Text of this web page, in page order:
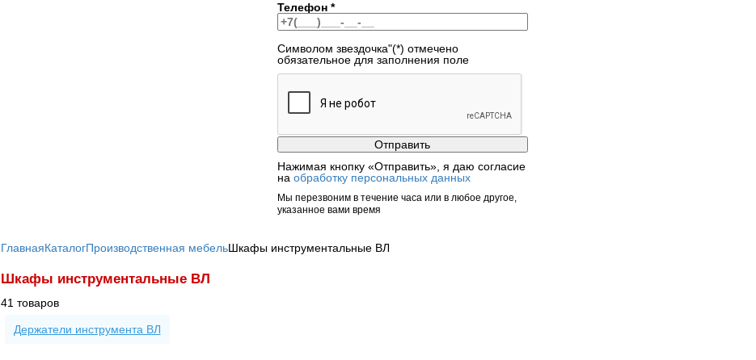
Телефон *
Символом звездочка"(*) отмечено
обязательное для заполнения поле
Нажимая кнопку «Отправить», я даю согласие
на обработку персональных данных
Мы перезвоним в течение часа или в любое другое,
указанное вами время
ГлавнаяКаталогПроизводственная мебельШкафы инструментальные ВЛ
Шкафы инструментальные ВЛ
41 товаров
Держатели инструмента ВЛ